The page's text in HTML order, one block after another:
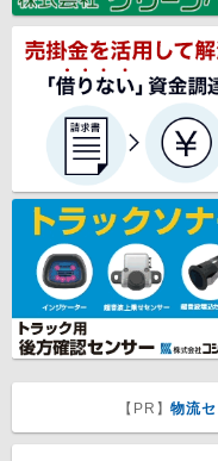
【PR】物流